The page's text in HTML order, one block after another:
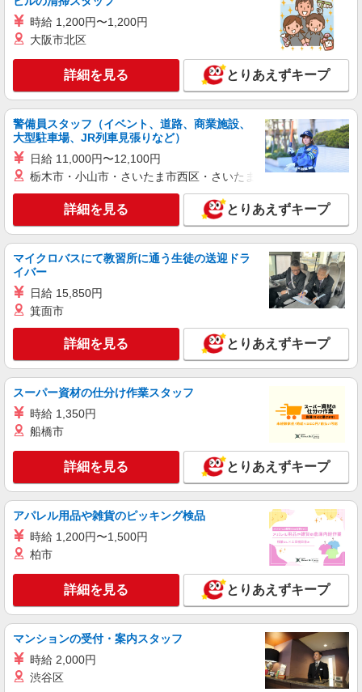
派遣社員
<川口元郷>高時給&シフト柔軟でいいとこ取り
♪サ高住の補助STAFF
時給1550円〜2312円 ＜日払い有/週払い有/交
通費全支給(ガソリン代含む)＞
＜駅チカ＞川口元郷駅すぐ
キープ 詳細を見る
（株）ウィルオブ・ワークCW 大宮支店/ms110101
高齢者向け住宅staff
時給1650円 ◆前払い・日払い・週払いOK
キープ 詳細を見る
新井宿駅★デイで送迎や生活サポートなど【福
時給1650円〜2312円 ＜日払い有/週払い有/交
通費全支給(ガソリン代含む)＞
川口市 交通費全額支給
キープ 詳細を見る
派遣社員
株式会社トラストグロース 新宿本社 第3営業部
有料老人ホームでの夜専介護士
一夜勤：25375円〜29750円 ※資格や経験など
による
埼玉県川口市
詳細を見る
時給 1,200円〜1,200円
大阪市北区
詳細を見る とりあえずキープ
警備員スタッフ（イベント、道路、商業施設、
大型駐車場、JR列車見張りなど）
日給 11,000円〜12,100円
栃木市・小山市・さいたま市西区・さいたま市岩槻区・久喜市・
詳細を見る とりあえずキープ
マイクロバスにて教習所に通う生徒の送迎ドラ
イバー
日給 15,850円
箕面市
詳細を見る とりあえずキープ
スーパー資材の仕分け作業スタッフ
時給 1,350円
船橋市
詳細を見る とりあえずキープ
アパレル用品や雑貨のピッキング検品
時給 1,200円〜1,500円
柏市
詳細を見る とりあえずキープ
マンションの受付・案内スタッフ
時給 2,000円
渋谷区